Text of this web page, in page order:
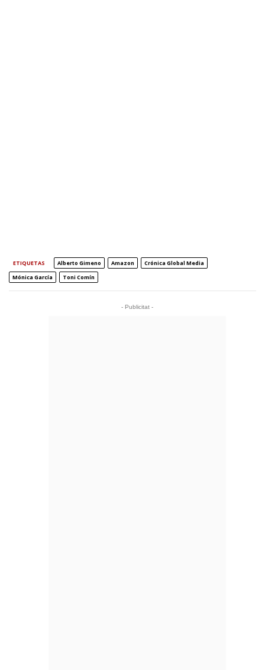
ETIQUETAS Alberto Gimeno Amazon
Crónica Global Media
Mónica García
Toni Comín
- Publicitat -